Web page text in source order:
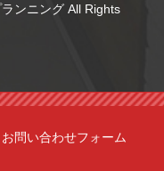
お問い合わせフォーム
ンニング All Rights